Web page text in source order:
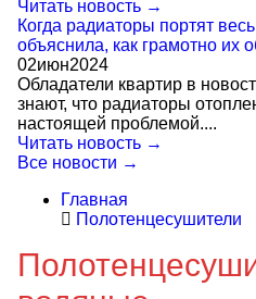
Читать новость →
Когда радиаторы портят
объяснила, как грамотно их
02июн2024
Обладатели квартир в
знают, что радиаторы
настоящей проблемой....
Читать новость →
Все новости →
Главная
Полотенцесушители